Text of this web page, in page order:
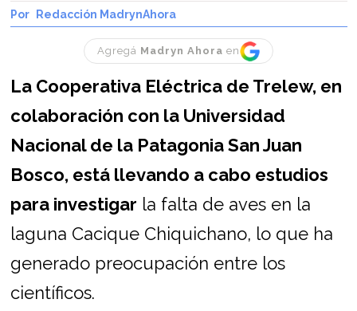
Redacción MadrynAhora
Agregá Madryn Ahora en
La Cooperativa Eléctrica de Trelew, en
colaboración con la Universidad
Nacional de la Patagonia San Juan
Bosco, está llevando a cabo estudios
para investigar la falta de aves en la
laguna Cacique Chiquichano, lo que ha
generado preocupación entre los
científicos.